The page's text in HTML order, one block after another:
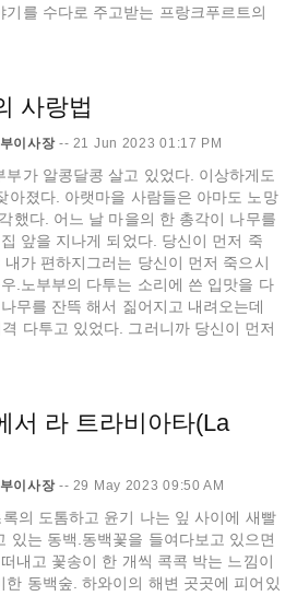
를 수다로 주고받는 프랑크푸르트의
사랑법
이사장-- 21 Jun 2023 01:17 PM
가 알콩달콩 살고 있었다. 이상하게도
아졌다. 아랫마을 사람들은 아마도 노망
했다. 어느 날 마을의 한 총각이 나무를
앞을 지나게 되었다. 당신이 먼저 죽
가 편하지그러는 당신이 먼저 죽으시
.노부부의 다투는 소리에 쓴 입맛을 다
무를 잔뜩 해서 짊어지고 내려오는데
다투고 있었다. 그러니까 당신이 먼저
서 라 트라비아타(La
이사장-- 29 May 2023 09:50 AM
의 도톰하고 윤기 나는 잎 사이에 새빨
있는 동백.동백꽃을 들여다보고 있으면
내고 꽃송이 한 개씩 콕콕 박는 느낌이
한 동백숲. 하와이의 해변 곳곳에 피어있